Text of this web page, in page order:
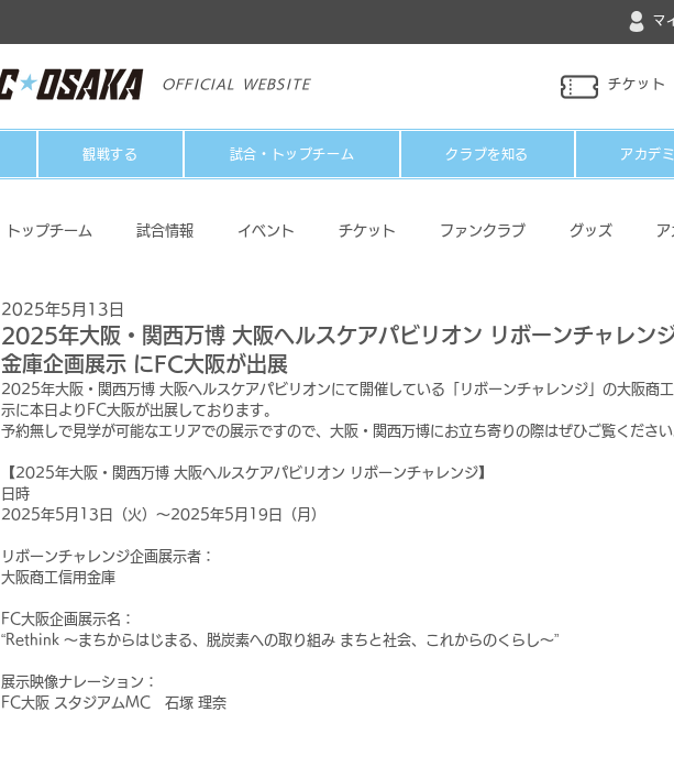
マ
OFFICIAL WEBSITE チケット
観戦する 試合・トップチーム クラブを知る アカデ
トップチーム 試合情報 イベント チケット ファンクラブ グッズ ア
ホームタウン活動
2025年大阪・関西万博 大阪ヘルスケアパビリオン リボーンチャレン
金庫企画展示 にFC大阪が出展
2025年5月13日
2025年大阪・関西万博 大阪ヘルスケアパビリオンにて開催している「リボーンチャレンジ」の大阪商
示に本日よりFC大阪が出展しております。
予約無しで見学が可能なエリアでの展示ですので、大阪・関西万博にお立ち寄りの際はぜひご覧ください
【2025年大阪・関西万博 大阪ヘルスケアパビリオン リボーンチャレンジ】
日時
2025年5月13日（火）～2025年5月19日（月）
リボーンチャレンジ企画展示者：
大阪商工信用金庫
FC大阪企画展示名：
“Rethink ～まちからはじまる、脱炭素への取り組み まちと社会、これからのくらし～”
展示映像ナレーション：
FC大阪 スタジアムMC　石塚 理奈